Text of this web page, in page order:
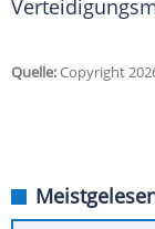
Quelle:Copyright